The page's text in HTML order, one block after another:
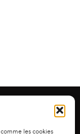
les cookies